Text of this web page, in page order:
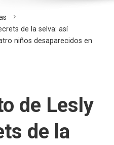
de la selva: así
niños desaparecidos en
de Lesly
de la